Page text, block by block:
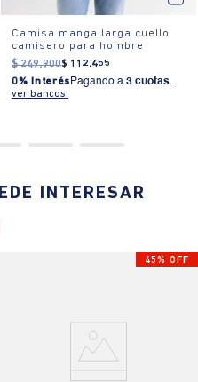
Camisa manga larga cuello
camisero para hombre
$ 249.900$ 112.455
0% Interés Pagando a 3 cuotas.
ver bancos.
INTERESAR
45% OFF